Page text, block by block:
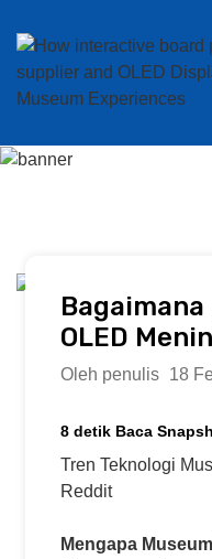
OLED
Oleh penulis 18
8 detik Baca
Tren Teknologi
Reddit
Mengapa